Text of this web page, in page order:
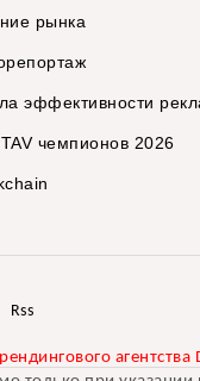
рынка
эффективности
чемпионов 2026
Rss
агентства